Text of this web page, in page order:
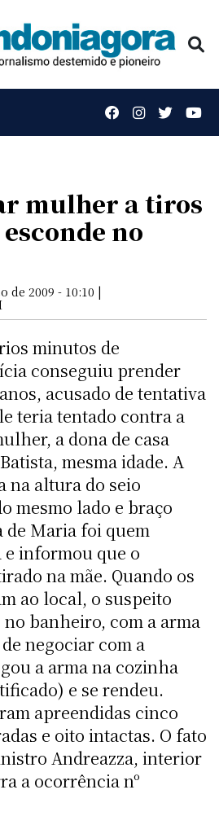
mulher a tiros
no
de 2009 - 10:10 |
minutos de
conseguiu prender
acusado de tentativa
teria tentado contra a
a dona de casa
mesma idade. A
na altura do seio
mesmo lado e braço
Maria foi quem
informou que o
na mãe. Quando os
ao local, o suspeito
banheiro, com a arma
negociar com a
a arma na cozinha
e se rendeu.
apreendidas cinco
e oito intactas. O fato
Andreazza, interior
a ocorrência nº